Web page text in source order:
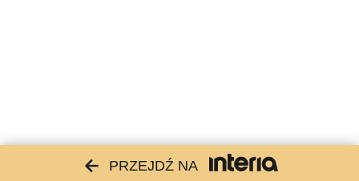
PRZEJDŹ NA